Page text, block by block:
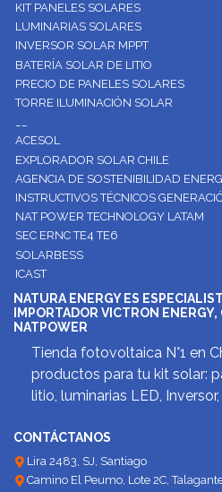
KIT PANELES SOLARES
LUMINARIAS SOLARES
INVERSOR SOLAR MPPT
BATERÍA SOLAR DE LITIO
PRECIO DE PANELES SOLARES
TORRE ILUMINACIÓN SOLAR
ACESOL
EXPLORADOR SOLAR CHILE
AGENCIA DE SOSTENIBILIDAD
INSTRUCTIVOS TÉCNICOS
NAT POWER TECHNOLOGY LATAM
SEC ERNC TE4 TE6
SOLARBESS
ICAST
NATURA ENERGY ES
IMPORTADOR VICTRON
NATPOWER
Tienda fotovoltaica N°1 en
productos para tu kit solar:
litio, luminarias LED, Inversor,
CONTÁCTANOS
Lira 2483, SJ, Santiago
Camino El Peumo, Lote 2C,